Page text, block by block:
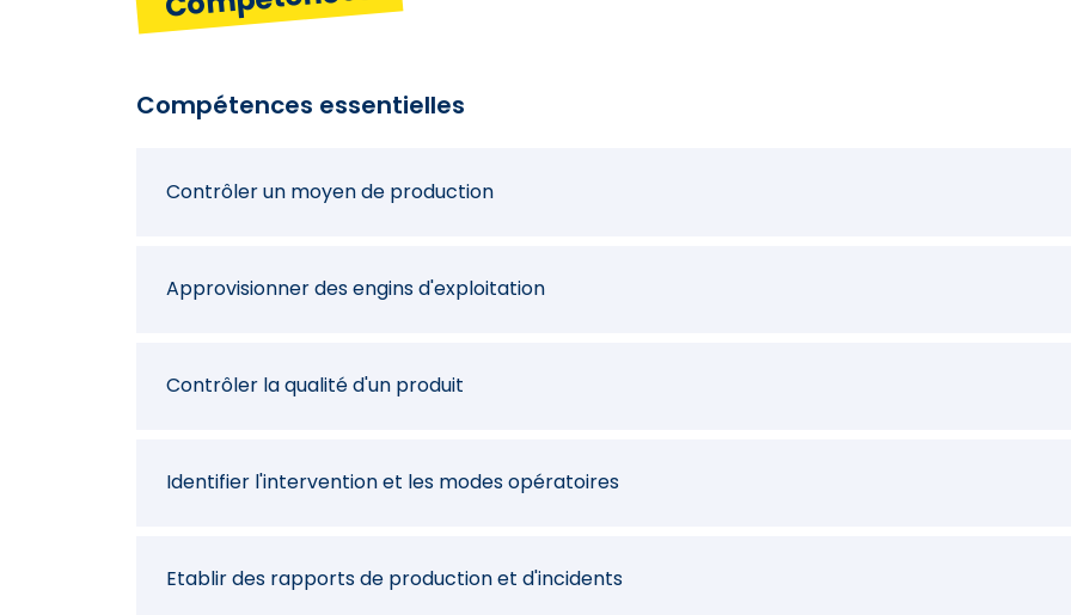
Compétences essentielles
Contrôler un moyen de production
Approvisionner des engins d'exploitation
Contrôler la qualité d'un produit
Identifier l'intervention et les modes opératoires
Etablir des rapports de production et d'incidents